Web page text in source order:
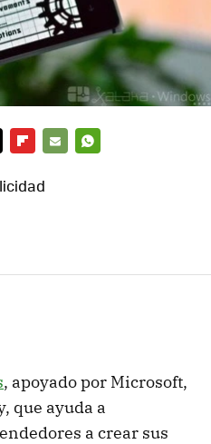
MAIL
, apoyado por Microsoft,
que ayuda a
a crear sus